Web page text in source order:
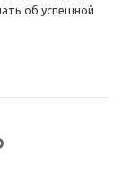
об успешной